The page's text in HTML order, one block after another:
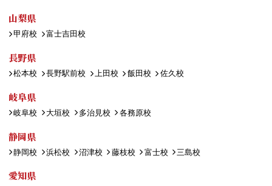
山梨県
甲府校 富士吉田校
長野県
松本校 長野駅前校 上田校 飯田校 佐久校
岐阜県
岐阜校 大垣校 多治見校 各務原校
静岡県
静岡校 浜松校 沼津校 藤枝校 富士校 三島校
愛知県